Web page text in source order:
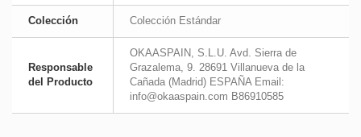
Colección Colección Estándar
Responsable
del Producto
OKAASPAIN, S.L.U. Avd. Sierra de
Grazalema, 9. 28691 Villanueva de la
Cañada (Madrid) ESPAÑA Email:
info@okaaspain.com B86910585